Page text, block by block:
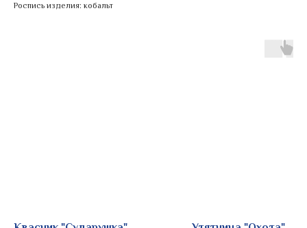
Роспись изделия: кобальт